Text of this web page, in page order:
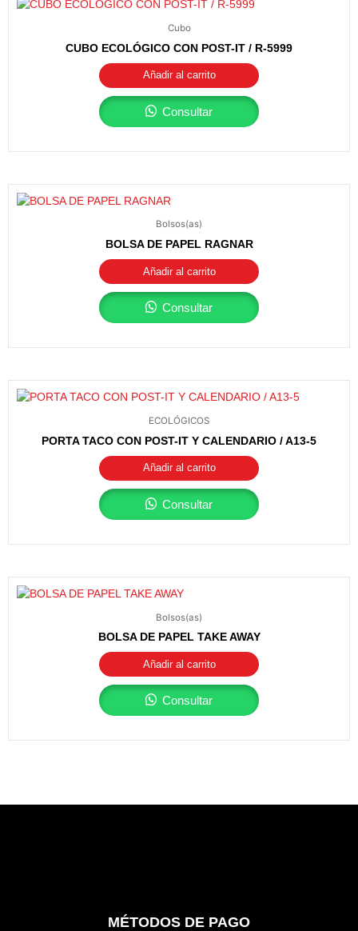
Cubo
CUBO ECOLÓGICO CON POST-IT / R-5999
Añadir al carrito
Consultar
Bolsos(as)
BOLSA DE PAPEL RAGNAR
Añadir al carrito
Consultar
ECOLÓGICOS
PORTA TACO CON POST-IT Y CALENDARIO / A13-5
Añadir al carrito
Consultar
Bolsos(as)
BOLSA DE PAPEL TAKE AWAY
Añadir al carrito
Consultar
MÉTODOS DE PAGO